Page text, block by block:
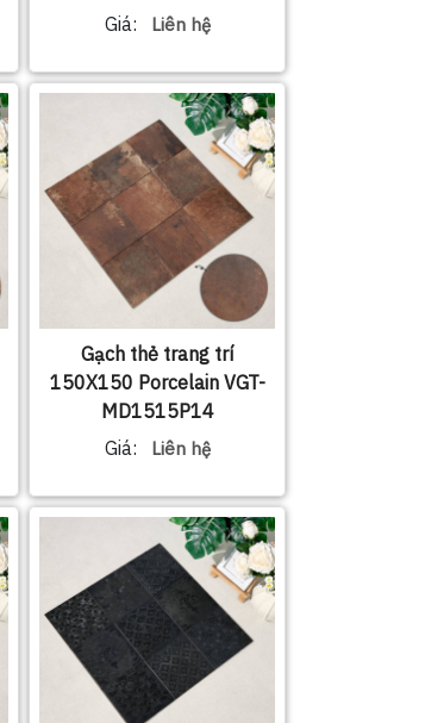
Giá:
Liên hệ
Gạch thẻ trang trí
150X150 Porcelain VGT-
MD1515P14
Giá:
Liên hệ